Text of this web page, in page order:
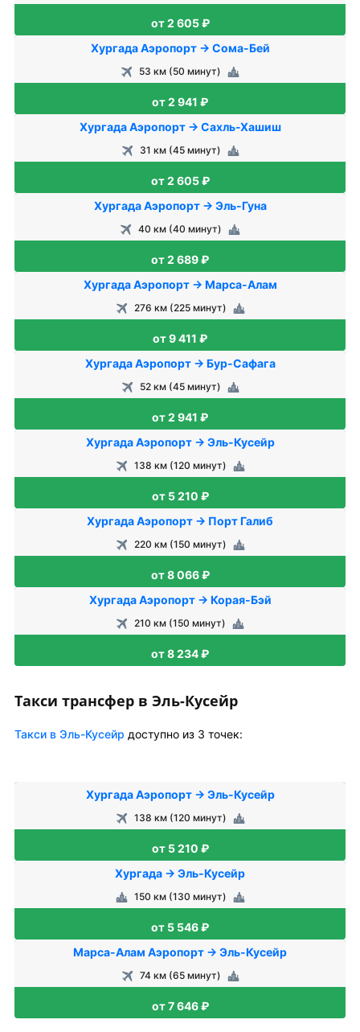
от 2 605 ₽
Хургада Аэропорт → Сома-Бей
53 км (50 минут)
от 2 941 ₽
Хургада Аэропорт → Сахль-Хашиш
31 км (45 минут)
от 2 605 ₽
Хургада Аэропорт → Эль-Гуна
40 км (40 минут)
от 2 689 ₽
Хургада Аэропорт → Марса-Алам
276 км (225 минут)
от 9 411 ₽
Хургада Аэропорт → Бур-Сафага
52 км (45 минут)
от 2 941 ₽
Хургада Аэропорт → Эль-Кусейр
138 км (120 минут)
от 5 210 ₽
Хургада Аэропорт → Порт Галиб
220 км (150 минут)
от 8 066 ₽
Хургада Аэропорт → Корая-Бэй
210 км (150 минут)
от 8 234 ₽
Такси трансфер в Эль-Кусейр
Такси в Эль-Кусейр доступно из 3 точек:
Хургада Аэропорт → Эль-Кусейр
138 км (120 минут)
от 5 210 ₽
Хургада → Эль-Кусейр
150 км (130 минут)
от 5 546 ₽
Марса-Алам Аэропорт → Эль-Кусейр
74 км (65 минут)
от 7 646 ₽